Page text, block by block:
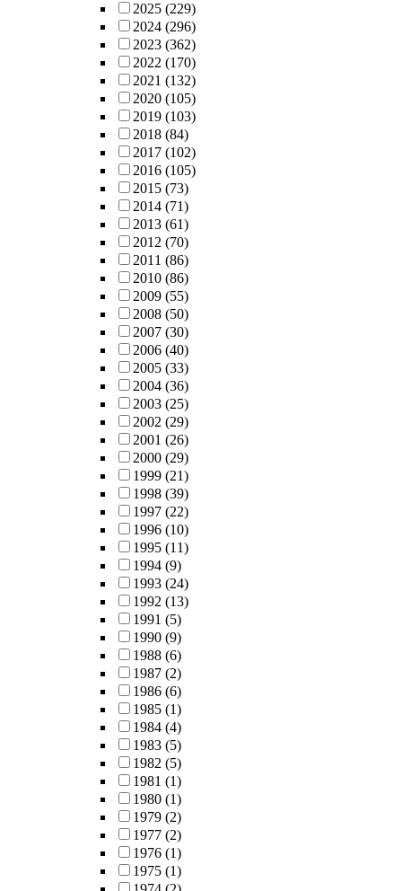
2025 (229)
2024 (296)
2023 (362)
2022 (170)
2021 (132)
2020 (105)
2019 (103)
2018 (84)
2017 (102)
2016 (105)
2015 (73)
2014 (71)
2013 (61)
2012 (70)
2011 (86)
2010 (86)
2009 (55)
2008 (50)
2007 (30)
2006 (40)
2005 (33)
2004 (36)
2003 (25)
2002 (29)
2001 (26)
2000 (29)
1999 (21)
1998 (39)
1997 (22)
1996 (10)
1995 (11)
1994 (9)
1993 (24)
1992 (13)
1991 (5)
1990 (9)
1988 (6)
1987 (2)
1986 (6)
1985 (1)
1984 (4)
1983 (5)
1982 (5)
1981 (1)
1980 (1)
1979 (2)
1977 (2)
1976 (1)
1975 (1)